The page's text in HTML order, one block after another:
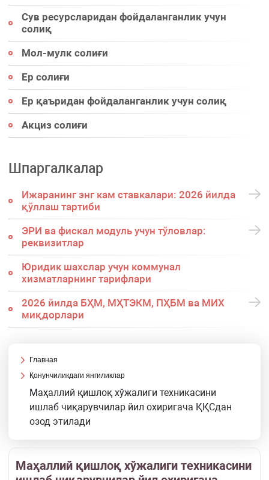
Сув ресурсларидан фойдаланганлик учун
солиқ
Мол-мулк солиғи
Ер солиғи
Ер қаъридан фойдаланганлик учун солиқ
Акциз солиғи
Шпаргалкалар
Ижаранинг энг кам ставкалари: 2026 йилда
қўллаш тартиби
ЭРИ ва фискал модуль учун тўловлар:
реквизитлар
Юридик шахслар учун коммунал
хизматларнинг тарифлари
2026 йилда БҲМ, МҲТЭКМ, ПҲБМ ва МИХ
миқдорлари
Главная
Қонунчиликдаги янгиликлар
Маҳаллий қишлоқ хўжалиги техникасини
ишлаб чиқарувчилар йил охиригача ҚҚСдан
озод этилади
Маҳаллий қишлоқ хўжалиги техникасини